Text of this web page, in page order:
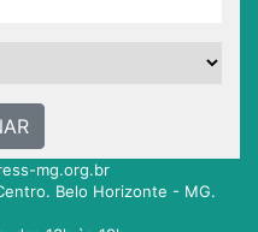
mg.org.br
Belo Horizonte - MG.